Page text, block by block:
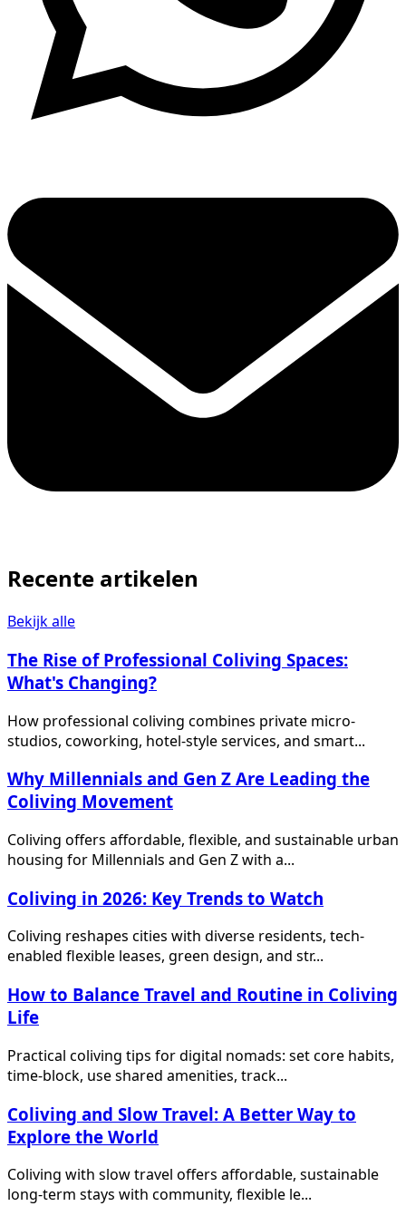
Recente artikelen
Bekijk alle
The Rise of Professional Coliving Spaces:
What's Changing?
How professional coliving combines private micro-
studios, coworking, hotel-style services, and smart...
Why Millennials and Gen Z Are Leading the
Coliving Movement
Coliving offers affordable, flexible, and sustainable urban
housing for Millennials and Gen Z with a...
Coliving in 2026: Key Trends to Watch
Coliving reshapes cities with diverse residents, tech-
enabled flexible leases, green design, and str...
How to Balance Travel and Routine in Coliving
Life
Practical coliving tips for digital nomads: set core habits,
time-block, use shared amenities, track...
Coliving and Slow Travel: A Better Way to
Explore the World
Coliving with slow travel offers affordable, sustainable
long-term stays with community, flexible le...